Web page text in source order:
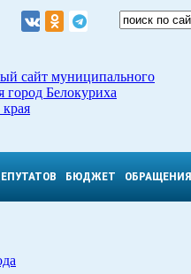
сайт муниципального
город Белокуриха
БЮДЖЕТ ОБРАЩЕНИЯ